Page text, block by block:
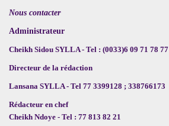
Nous contacter
Administrateur
Cheikh Sidou SYLLA - Tel : (0033)6 09 71 78 77
Directeur de la rédaction
Lansana SYLLA - Tel 77 3399128 ; 338766173
Rédacteur en chef
Cheikh Ndoye - Tel : 77 813 82 21